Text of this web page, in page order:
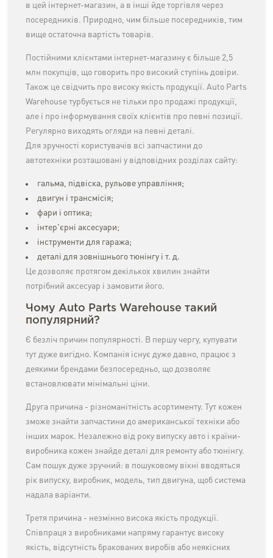
в цей інтернет-магазин, а в інші йде торгівля через
посередників. Природно, чим більше посередників, тим
вище остаточна вартість товарів.
Постійними клієнтами інтернет-магазину є більше 2,5
млн покупців, що говорить про високий ступінь довіри.
Також це свідчить про високу якість продукції. Auto Parts
Warehouse турбується не тільки про продажі продукції,
але і про інформування своїх клієнтів про певні позиції.
Регулярно виходять огляди на певні деталі.
Для зручності користувачів всі запчастини до
автотехніки розташовані у відповідних розділах сайту:
гальма, підвіска, рульове управління;
двигун і трансмісія;
фари і оптика;
інтер'єрні аксесуари;
інструменти для гаража;
деталі для зовнішнього тюнінгу і т. д.
Це дозволяє протягом декількох хвилин знайти
потрібний аксесуар і замовити його.
Чому Auto Parts Warehouse такий
популярний?
Є безліч причин популярності. В першу чергу, купувати
тут дуже вигідно. Компанія існує дуже давно, працює з
деякими брендами безпосередньо, що дозволяє
встановлювати мінімальні ціни.
Друга причина - різноманітність асортименту. Тут кожен
зможе знайти запчастини до американської техніки або
інших марок. Незалежно від року випуску авто і країни-
виробника кожен знайде деталі для ремонту або тюнінгу.
Сам пошук дуже зручний: в пошуковому вікні вводяться
рік випуску, виробник, модель, тип двигуна, щоб система
надала варіанти.
Третя причина - незмінно висока якість продукції.
Співпраця з виробниками напряму гарантує високу
якість, відсутність бракованих виробів або неякісних